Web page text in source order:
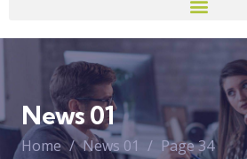
News 01
Home News 01 Page 34